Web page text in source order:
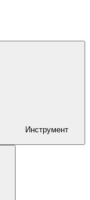
Инструмент